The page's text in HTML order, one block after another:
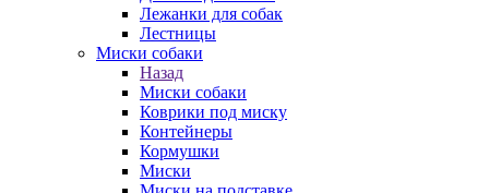
Лежанки для собак
Лестницы
Миски собаки
Назад
Миски собаки
Коврики под миску
Контейнеры
Кормушки
Миски